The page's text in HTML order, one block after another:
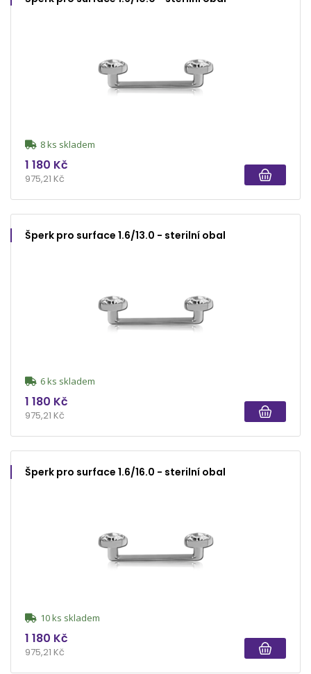
8 ks skladem
1 180 Kč
975,21 Kč
Šperk pro surface 1.6/13.0 - sterilní obal
6 ks skladem
1 180 Kč
975,21 Kč
Šperk pro surface 1.6/16.0 - sterilní obal
10 ks skladem
1 180 Kč
975,21 Kč